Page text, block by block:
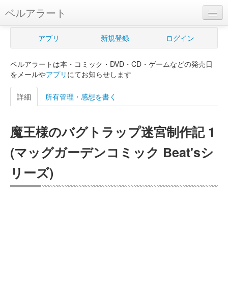
ベルアラート
ベルアラートとは
新規登録
ログイン
購入管理
Myシェルフ
プレミアム
アプリ 新規登録 ログイン
ベルアラートは本・コミック・DVD・CD・ゲームなどの発売日
をメールやアプリ にてお知らせします
詳細 所有管理・感想を書く
魔王様のバグトラップ迷宮制作記 1
(マッグガーデンコミック Beat'sシ
リーズ)